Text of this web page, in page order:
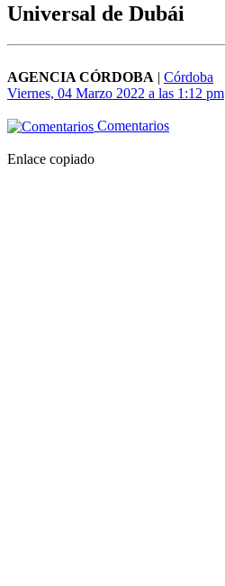
Universal de Dubái
AGENCIA CÓRDOBA | Córdoba
Viernes, 04 Marzo 2022 a las 1:12 pm
Comentarios
Enlace copiado